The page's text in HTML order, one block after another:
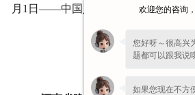
月 1 日——中国人民*********建***纪
再过两天就
欢迎您的咨询
您好呀～很高兴
题都可以跟我说
如果您现在不方